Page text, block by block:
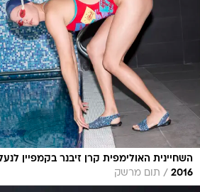
השחיינית האולימפית קרן זיבנר בקמפיין
2016
/ תום מרשק